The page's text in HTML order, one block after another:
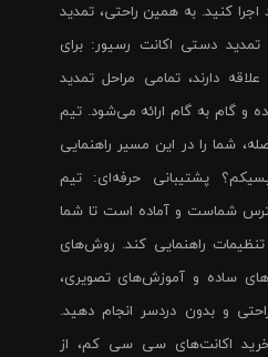
کنید. به همین راحتی، تمدید
دستی اکانت رسیور: برای
دارند، تمامی مراحل تمدید
و گام به گام ارائه می‌شود. تیم
شما را در این مسیر راهنمایی
پشتیبانی حرفه‌ای: تیم
شماست و آماده است تا شما
تنظیمات راهنمایی کند. روش‌های
ساده و آموزش‌های تصویری،
و بدون دردسر انجام دهید.
خرید اکانت‌های سی سی کم، از